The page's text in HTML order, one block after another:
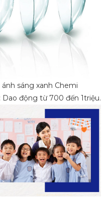
sáng xanh Chemi
Dao động từ 700 đến 1triệu.